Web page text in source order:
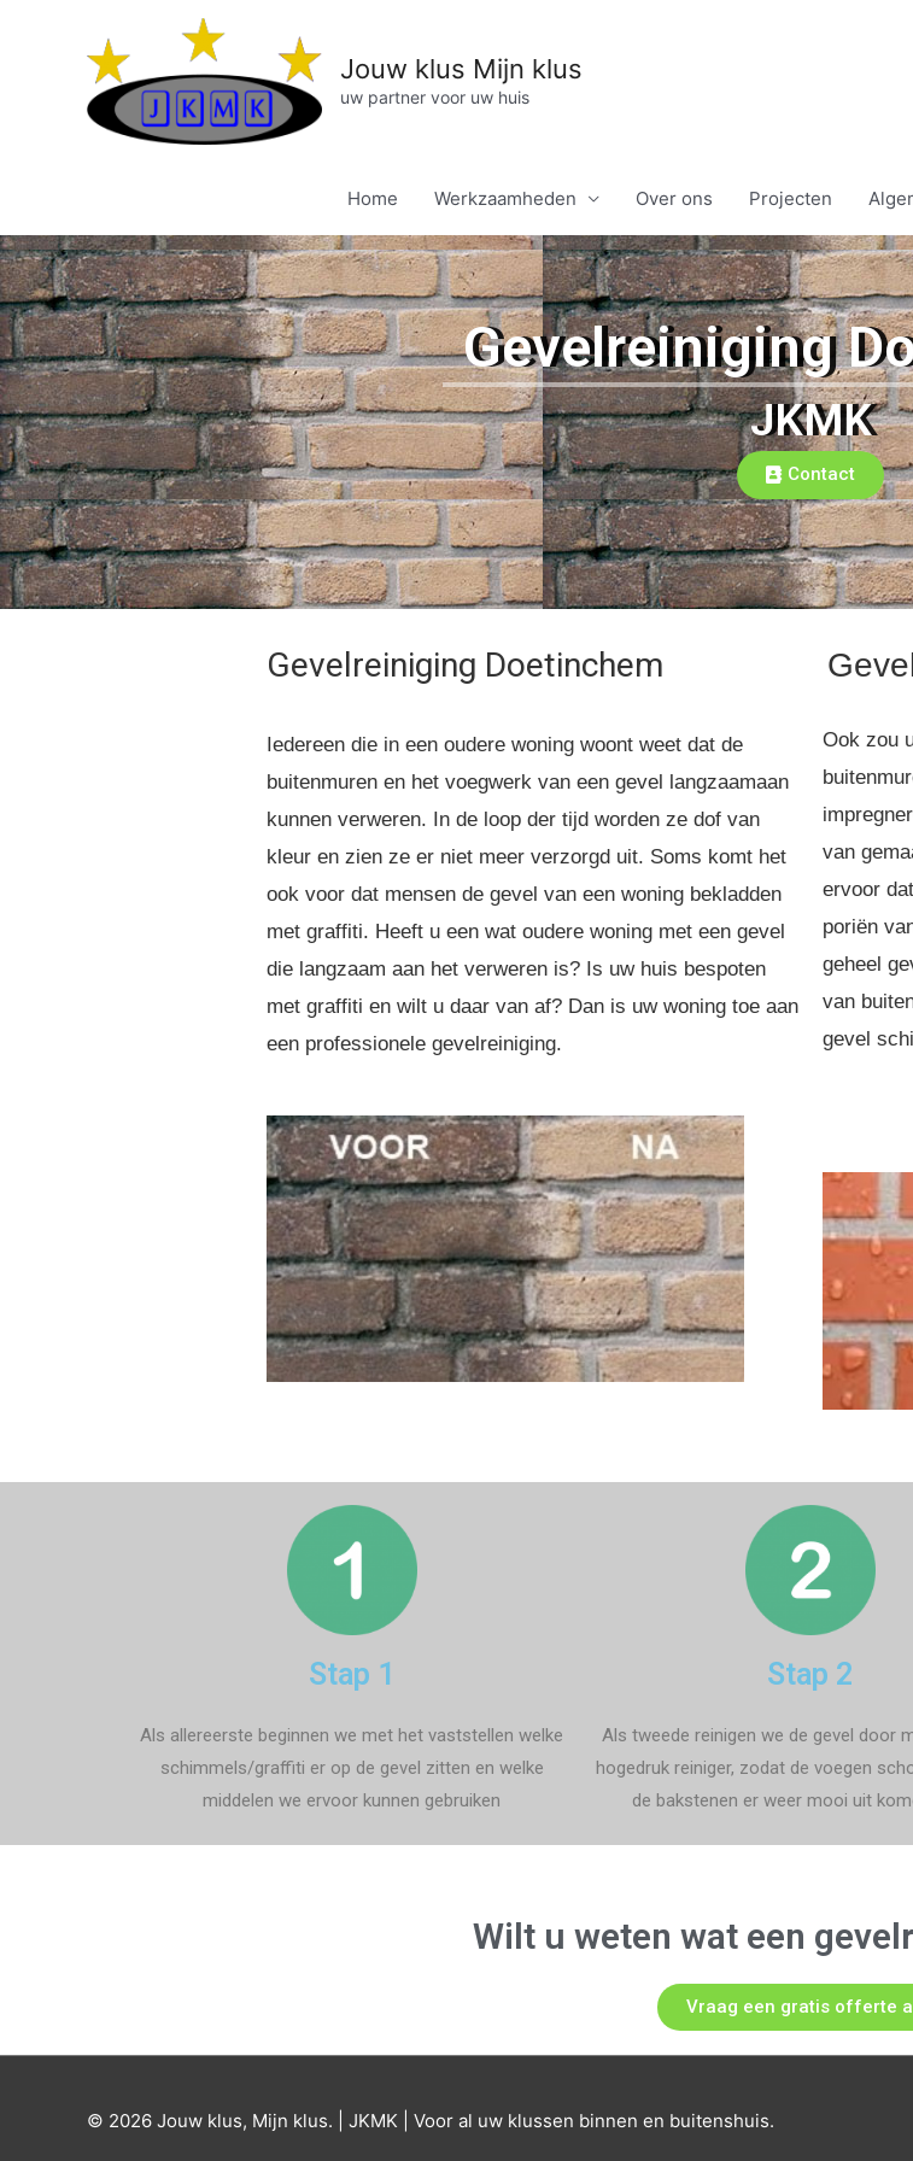
Jouw klus Mijn klus
uw partner voor uw huis
Home Werkzaamheden Over ons Projecten
Gevelreiniging
JKMK
Contact
Gevelreiniging Doetinchem
Iedereen die in een oudere woning woont weet dat de
buitenmuren en het voegwerk van een gevel langzaamaan
kunnen verweren. In de loop der tijd worden ze dof van
kleur en zien ze er niet meer verzorgd uit. Soms komt het
ook voor dat mensen de gevel van een woning bekladden
met graffiti. Heeft u een wat oudere woning met een gevel
die langzaam aan het verweren is? Is uw huis bespoten
met graffiti en wilt u daar van af? Dan is uw woning toe aan
een professionele gevelreiniging.
Ook zou
van
ervoor
poriën
geheel
van
gevel
Stap 1
Als allereerste beginnen we met het vaststellen welke
schimmels/graffiti er op de gevel zitten en welke
middelen we ervoor kunnen gebruiken
Stap 2
Als tweede reinigen we de gevel door
hogedruk reiniger, zodat de voegen
de bakstenen er weer mooi uit
Wilt u weten wat een
Vraag een gratis offerte
© 2026 Jouw klus, Mijn klus. | JKMK | Voor al uw klussen binnen en buitenshuis.